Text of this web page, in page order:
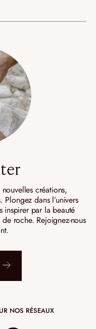
créations,
Plongez dans l’univers
inspirer par la beauté
roche. Rejoignez-nous
NOS RÉSEAUX